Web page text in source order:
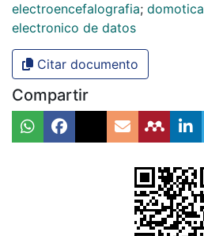
electroencefalografia; domotica
electronico de datos
Citar documento
Compartir